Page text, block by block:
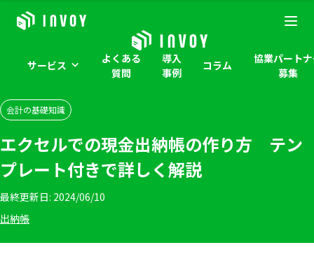
サービス
よくある
質問
導入
事例
コラム
協業パート
募集
会計の基礎知識
エクセルでの現金出納帳の作り方 テン
プレート付きで詳しく解説
最終更新日: 2024/06/10
出納帳